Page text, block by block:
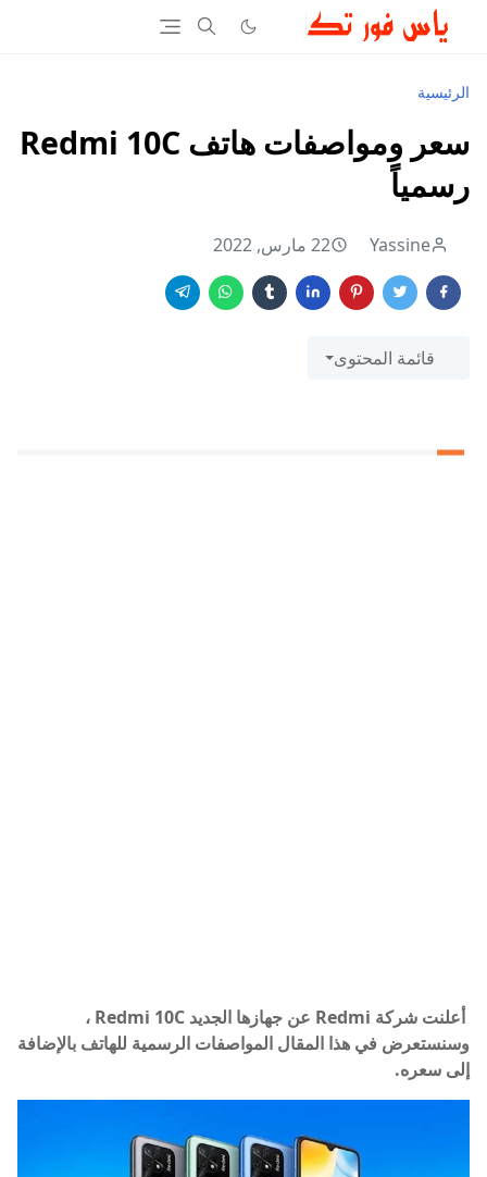
الرئيسية
سعر ومواصفات هاتف Redmi 10C
رسمياً
Yassine 22 مارس, 2022
قائمة المحتوى
أعلنت شركة Redmi عن جهازها الجديد Redmi 10C ،
وسنستعرض في هذا المقال المواصفات الرسمية للهاتف بالإضافة
إلى سعره.